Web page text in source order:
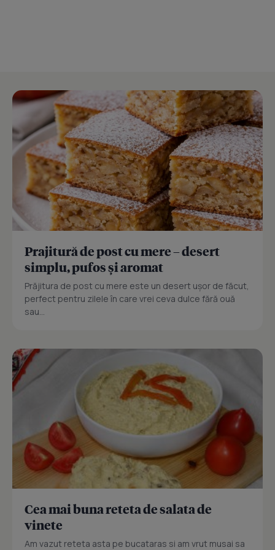
Prajitură de post cu mere – desert
simplu, pufos și aromat
Prăjitura de post cu mere este un desert ușor de făcut,
perfect pentru zilele în care vrei ceva dulce fără ouă
sau...
Cea mai buna reteta de salata de
vinete
Am vazut reteta asta pe bucataras si am vrut musai sa